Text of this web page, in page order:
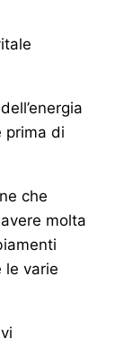
prima di
che
molta
le varie